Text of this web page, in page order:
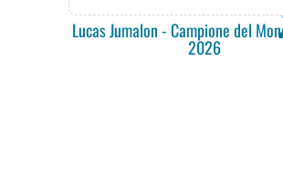
Lucas Jumalon - Campione del
2026